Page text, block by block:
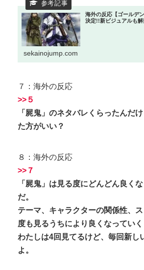
海外の反応【ゴールデ
決定!!新ビジュアルも
sekainojump.com
７：海外の反応
>>５
「屍鬼」のネタバレくらったんだ
た方がいい？
８：海外の反応
>>７
「屍鬼」は見る度にどんどん良く
だ。
テーマ、キャラクターの関係性、
度も見るうちにより良くなっていく
わたしは4回見てるけど、毎回新し
よ。